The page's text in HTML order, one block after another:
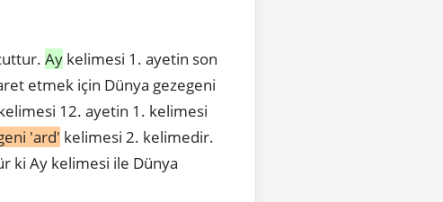
Ay kelimesi 1. ayetin son
etmek için Dünya gezegeni
12. ayetin 1. kelimesi
'ard' kelimesi 2. kelimedir.
ki Ay kelimesi ile Dünya